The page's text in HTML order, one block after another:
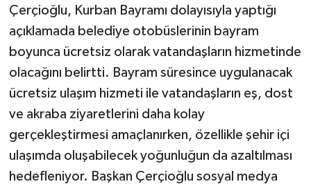
Çerçioğlu, Kurban Bayramı dolayısıyla yaptığı
açıklamada belediye otobüslerinin bayram
boyunca ücretsiz olarak vatandaşların hizmetinde
olacağını belirtti. Bayram süresince uygulanacak
ücretsiz ulaşım hizmeti ile vatandaşların eş, dost
ve akraba ziyaretlerini daha kolay
gerçekleştirmesi amaçlanırken, özellikle şehir içi
ulaşımda oluşabilecek yoğunluğun da azaltılması
hedefleniyor. Başkan Çerçioğlu sosyal medya